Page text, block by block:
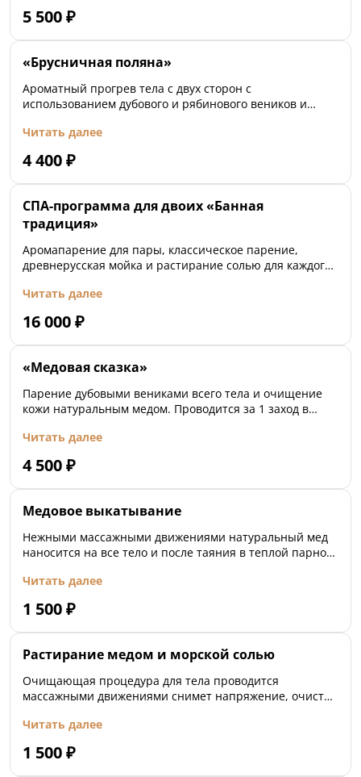
5 500₽
«Брусничная поляна»
Ароматный прогрев тела с двух сторон с
использованием дубового и рябинового веников и
Читать далее
4 400₽
СПА-программа для двоих «Банная
традиция»
Аромапарение для пары, классическое парение,
древнерусская мойка и растирание солью для каждого
Читать далее
16 000₽
«Медовая сказка»
Парение дубовыми вениками всего тела и очищение
кожи натуральным медом. Проводится за 1 заход в
Читать далее
4 500₽
Медовое выкатывание
Нежными массажными движениями натуральный мед
наносится на все тело и после таяния в теплой парной
Процедура очистит от ороговевших частичек кожи,
Читать далее
1 500₽
Растирание медом и морской солью
Очищающая процедура для тела проводится
массажными движениями снимет напряжение, очистит
Читать далее
1 500₽